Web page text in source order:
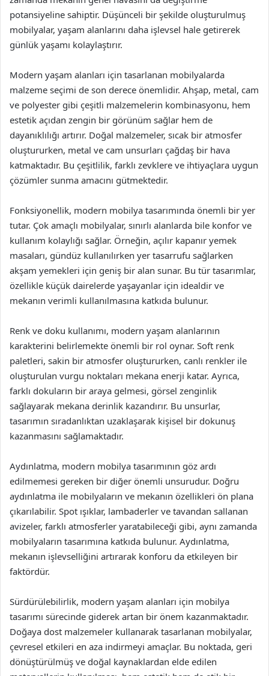
potansiyeline sahiptir. Düşünceli bir şekilde oluşturulmuş
mobilyalar, yaşam alanlarını daha işlevsel hale getirerek
günlük yaşamı kolaylaştırır.
Modern yaşam alanları için tasarlanan mobilyalarda
malzeme seçimi de son derece önemlidir. Ahşap, metal, cam
ve polyester gibi çeşitli malzemelerin kombinasyonu, hem
estetik açıdan zengin bir görünüm sağlar hem de
dayanıklılığı artırır. Doğal malzemeler, sıcak bir atmosfer
oluştururken, metal ve cam unsurları çağdaş bir hava
katmaktadır. Bu çeşitlilik, farklı zevklere ve ihtiyaçlara uygun
çözümler sunma amacını gütmektedir.
Fonksiyonellik, modern mobilya tasarımında önemli bir yer
tutar. Çok amaçlı mobilyalar, sınırlı alanlarda bile konfor ve
kullanım kolaylığı sağlar. Örneğin, açılır kapanır yemek
masaları, gündüz kullanılırken yer tasarrufu sağlarken
akşam yemekleri için geniş bir alan sunar. Bu tür tasarımlar,
özellikle küçük dairelerde yaşayanlar için idealdir ve
mekanın verimli kullanılmasına katkıda bulunur.
Renk ve doku kullanımı, modern yaşam alanlarının
karakterini belirlemekte önemli bir rol oynar. Soft renk
paletleri, sakin bir atmosfer oluştururken, canlı renkler ile
oluşturulan vurgu noktaları mekana enerji katar. Ayrıca,
farklı dokuların bir araya gelmesi, görsel zenginlik
sağlayarak mekana derinlik kazandırır. Bu unsurlar,
tasarımın sıradanlıktan uzaklaşarak kişisel bir dokunuş
kazanmasını sağlamaktadır.
Aydınlatma, modern mobilya tasarımının göz ardı
edilmemesi gereken bir diğer önemli unsurudur. Doğru
aydınlatma ile mobilyaların ve mekanın özellikleri ön plana
çıkarılabilir. Spot ışıklar, lambaderler ve tavandan sallanan
avizeler, farklı atmosferler yaratabileceği gibi, aynı zamanda
mobilyaların tasarımına katkıda bulunur. Aydınlatma,
mekanın işlevselliğini artırarak konforu da etkileyen bir
faktördür.
Sürdürülebilirlik, modern yaşam alanları için mobilya
tasarımı sürecinde giderek artan bir önem kazanmaktadır.
Doğaya dost malzemeler kullanarak tasarlanan mobilyalar,
çevresel etkileri en aza indirmeyi amaçlar. Bu noktada, geri
dönüştürülmüş ve doğal kaynaklardan elde edilen